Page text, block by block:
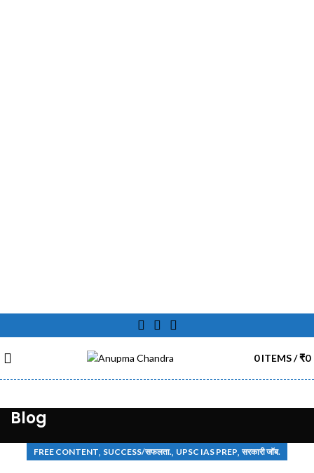
0ITEMS/₹0
Blog
FREE CONTENT, SUCCESS/सफलता., UPSC IAS PREP, सरकारी जॉब.